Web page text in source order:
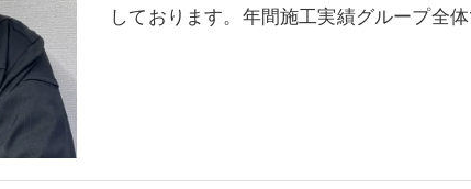
しております。年間施工実績グループ全体